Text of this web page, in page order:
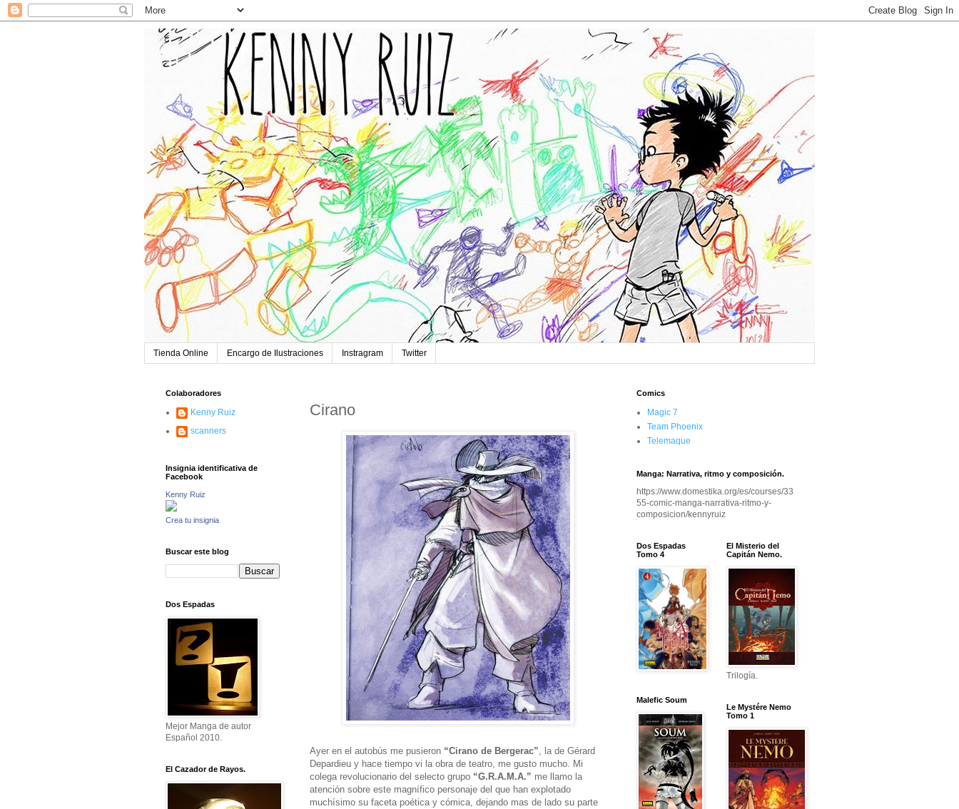
Tienda Online Encargo de Ilustraciones Instragram Twitter
Cirano
Ayer en el autobús me pusieron “Cirano de Bergerac”, la de Gérard
Depardieu y hace tiempo vi la obra de teatro, me gusto mucho. Mi
colega revolucionario del selecto grupo “G.R.A.M.A.” me llamo la
atención sobre este magnífico personaje del que han explotado
muchísimo su faceta poética y cómica, dejando mas de lado su parte
Colaboradores
Kenny Ruiz
scanners
Insignia identificativa de
Facebook
Kenny Ruiz
Crea tu insignia
Buscar este blog
Dos Espadas
Mejor Manga de autor
Español 2010.
El Cazador de Rayos.
Comics
Magic 7
Team Phoenix
Telemaque
Manga: Narrativa, ritmo y composición.
https://www.domestika.org/es/courses/33
55-comic-manga-narrativa-ritmo-y-
composicion/kennyruiz
Dos Espadas
Tomo 4
Malefic Soum
El Misterio del
Capitán Nemo.
Trilogía.
Le Mystére Nemo
Tomo 1